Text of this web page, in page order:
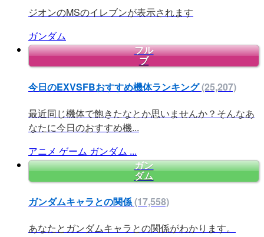
ジオンのMSのイレブンが表示されます
ガンダム
フル
ブ
今日のEXVSFBおすすめ機体ランキング(25,207)
最近同じ機体で飽きたなとか思いませんか？そんなあ
なたに今日のおすすめ機...
アニメ ゲーム ガンダム ...
ガン
ダム
ガンダムキャラとの関係(17,558)
あなたとガンダムキャラとの関係がわかります。